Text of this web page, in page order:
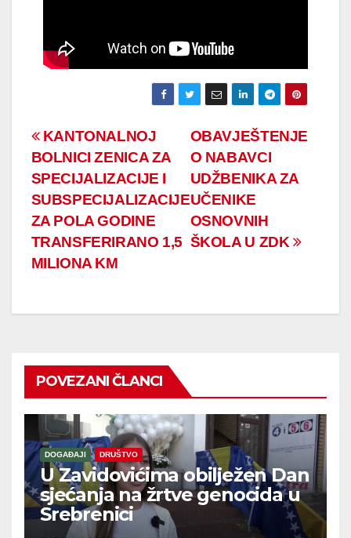
Navigacija
članaka
OBAVJEŠTENJE
O NABAVCI
UDŽBENIKA ZA
UČENIKE
OSNOVNIH
ŠKOLA U ZDK
KANTONALNOJ
BOLNICI ZENICA ZA
SPECIJALIZACIJE I
SUBSPECIJALIZACIJE
ZA POLA GODINE
TRANSFERIRANO 1,5
MILIONA KM
POVEZANI ČLANCI
DOGAĐAJI DRUŠTVO
U Zavidovićima obilježen Dan
sjećanja na žrtve genocida u
Srebrenici